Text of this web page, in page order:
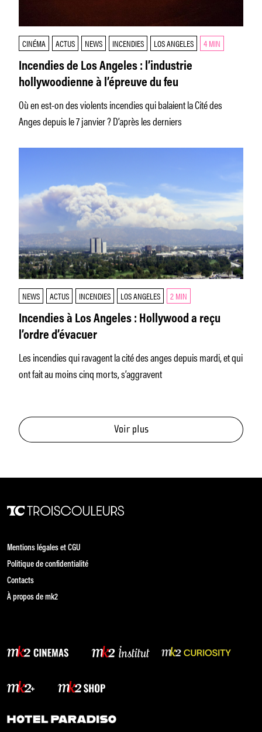
CINÉMA ACTUS NEWS INCENDIES LOS ANGELES 4 MIN
Incendies de Los Angeles : l’industrie
hollywoodienne à l’épreuve du feu
Où en est-on des violents incendies qui balaient la Cité des
Anges depuis le 7 janvier ? D’après les derniers
NEWS ACTUS INCENDIES LOS ANGELES 2 MIN
Incendies à Los Angeles : Hollywood a reçu
l’ordre d’évacuer
Les incendies qui ravagent la cité des anges depuis mardi, et qui
ont fait au moins cinq morts, s’aggravent
Voir plus
Mentions légales et CGU
Politique de confidentialité
Contacts
À propos de mk2